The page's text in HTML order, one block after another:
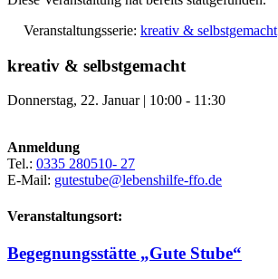
Veranstaltungsserie: kreativ & selbstgemacht
kreativ & selbstgemacht
Donnerstag, 22. Januar | 10:00 - 11:30
Anmeldung
Tel.: 0335 280510- 27
E-Mail: gutestube@lebenshilfe-ffo.de
Veranstaltungsort:
Begegnungsstätte „Gute Stube“